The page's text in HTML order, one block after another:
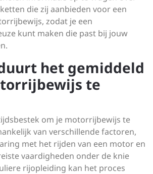
die zij aanbieden voor een
zodat je een
kunt maken die past bij jouw
het gemiddeld
te
om je motorrijbewijs te
van verschillende factoren,
met het rijden van een motor en
vaardigheden onder de knie
rijopleiding kan het proces